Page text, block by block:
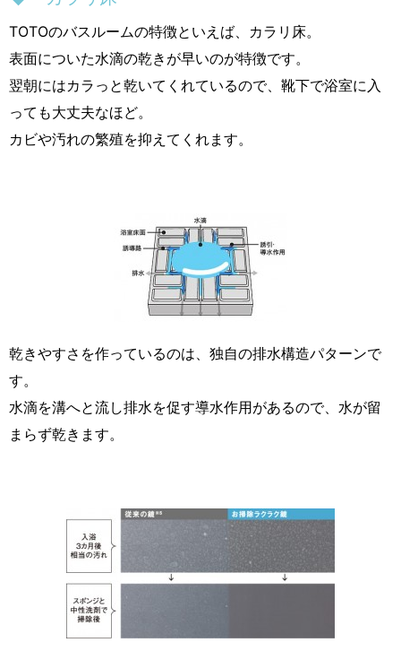
TOTOのバスルームの特徴といえば、カラリ床。
表面についた水滴の乾きが早いのが特徴です。
翌朝にはカラっと乾いてくれているので、靴下で浴室に入
っても大丈夫なほど。
カビや汚れの繁殖を抑えてくれます。
乾きやすさを作っているのは、独自の排水構造パターンで
す。
水滴を溝へと流し排水を促す導水作用があるので、水が留
まらず乾きます。